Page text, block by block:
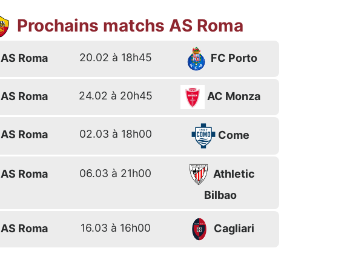
Prochains matchs AS Roma
AS Roma 20.02 à 18h45 FC Porto
AS Roma 24.02 à 20h45 AC Monza
AS Roma 02.03 à 18h00 Come
AS Roma 06.03 à 21h00
Athletic
Bilbao
AS Roma 16.03 à 16h00 Cagliari